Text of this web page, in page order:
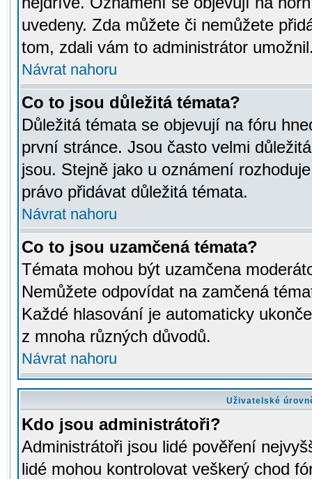
uvedeny. Zda můžete či nemůžete
tom, zdali vám to administrátor
Návrat nahoru
Co to jsou důležitá témata?
Důležitá témata se objevují na fóru
první stránce. Jsou často velmi
jsou. Stejně jako u oznámení
právo přidávat důležitá témata.
Návrat nahoru
Co to jsou uzamčená témata?
Témata mohou být uzamčena
Nemůžete odpovídat na zamčená
Každé hlasování je automaticky
z mnoha různých důvodů.
Návrat nahoru
Uživatelské
Kdo jsou administrátoři?
Administrátoři jsou lidé pověření
lidé mohou kontrolovat veškerý chod